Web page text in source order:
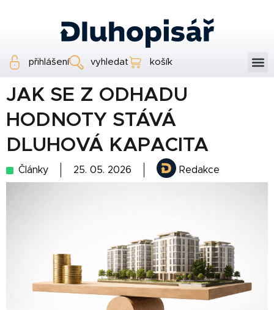
přihlášení vyhledat košík
JAK SE Z ODHADU
HODNOTY STÁVÁ
DLUHOVÁ KAPACITA
Články 25. 05. 2026 Redakce